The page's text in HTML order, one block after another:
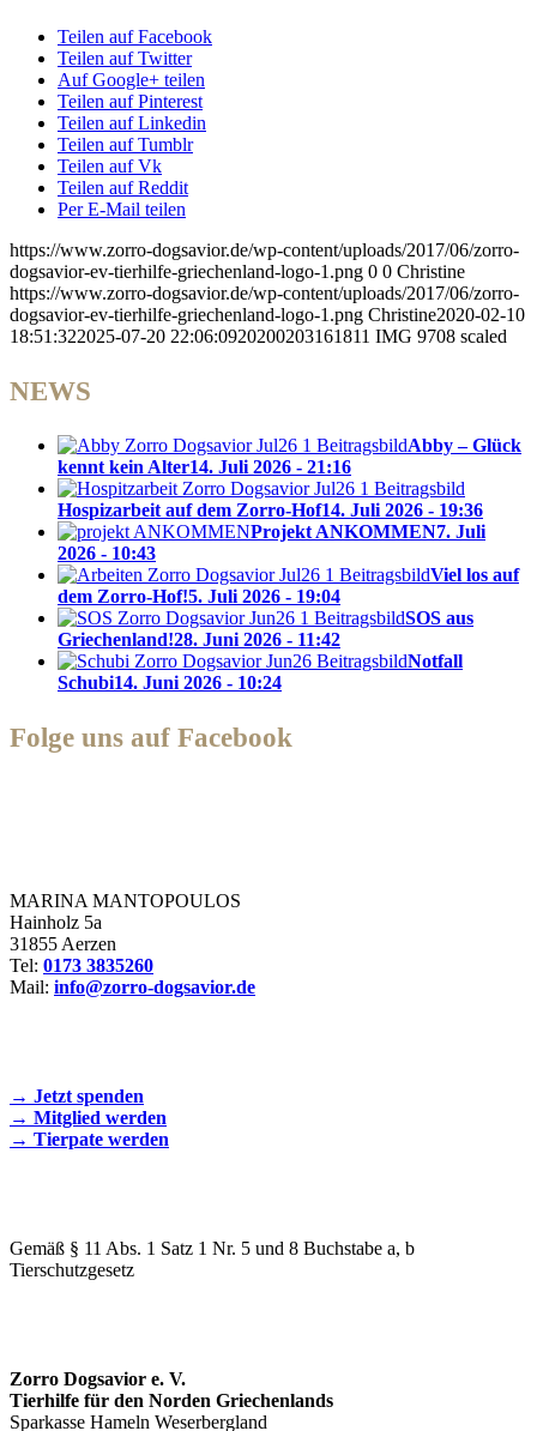
Teilen auf Facebook
Teilen auf Twitter
Auf Google+ teilen
Teilen auf Pinterest
Teilen auf Linkedin
Teilen auf Tumblr
Teilen auf Vk
Teilen auf Reddit
Per E-Mail teilen
https://www.zorro-dogsavior.de/wp-content/uploads/2017/06/zorro-
dogsavior-ev-tierhilfe-griechenland-logo-1.png 0 0 Christine
https://www.zorro-dogsavior.de/wp-content/uploads/2017/06/zorro-
dogsavior-ev-tierhilfe-griechenland-logo-1.png Christine2020-02-10
18:51:322025-07-20 22:06:0920200203161811 IMG 9708 scaled
NEWS
Abby – Glück
kennt kein Alter14. Juli 2026 - 21:16
Hospizarbeit auf dem Zorro-Hof14. Juli 2026 - 19:36
Projekt ANKOMMEN7. Juli
2026 - 10:43
Viel los auf
dem Zorro-Hof!5. Juli 2026 - 19:04
SOS aus
Griechenland!28. Juni 2026 - 11:42
Notfall
Schubi14. Juni 2026 - 10:24
Folge uns auf Facebook
MARINA MANTOPOULOS
Hainholz 5a
31855 Aerzen
Tel: 0173 3835260
Mail: info@zorro-dogsavior.de
→ Jetzt spenden
→ Mitglied werden
→ Tierpate werden
Gemäß § 11 Abs. 1 Satz 1 Nr. 5 und 8 Buchstabe a, b
Tierschutzgesetz
Zorro Dogsavior e. V.
Tierhilfe für den Norden Griechenlands
Sparkasse Hameln Weserbergland